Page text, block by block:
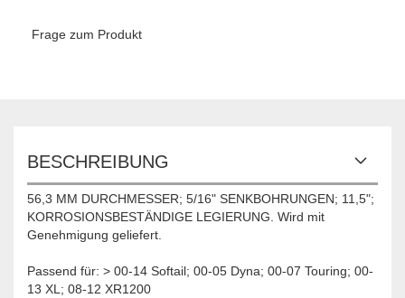
Frage zum Produkt
BESCHREIBUNG
56,3 MM DURCHMESSER; 5/16" SENKBOHRUNGEN; 11,5";
KORROSIONSBESTÄNDIGE LEGIERUNG. Wird mit
Genehmigung geliefert.
Passend für: > 00-14 Softail; 00-05 Dyna; 00-07 Touring; 00-
13 XL; 08-12 XR1200